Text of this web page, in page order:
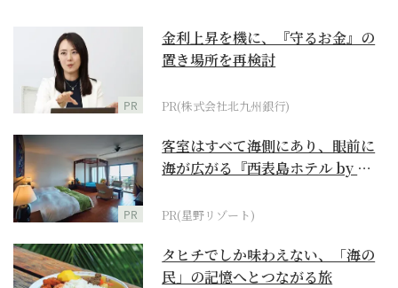
PR
金利上昇を機に、『守るお金』の
置き場所を再検討
PR(株式会社北九州銀行)
PR
客室はすべて海側にあり、眼前に
海が広がる『西表島ホテル by 星
PR(星野リゾート)
タヒチでしか味わえない、「海の
民」の記憶へとつながる旅